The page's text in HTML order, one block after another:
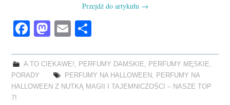
Przejdź do artykułu →
Fa
bo
ok
M
to
do
n
E
ailre
A TO CIEKAWE! PERFUMY DAMSKIE PERFUMY MĘSKIE
PORADY
PERFUMY NA HALLOWEEN
PERFUMY NA
HALLOWEEN Z NUTKĄ MAGII I TAJEMNICZOŚCI – NASZE TOP
7!